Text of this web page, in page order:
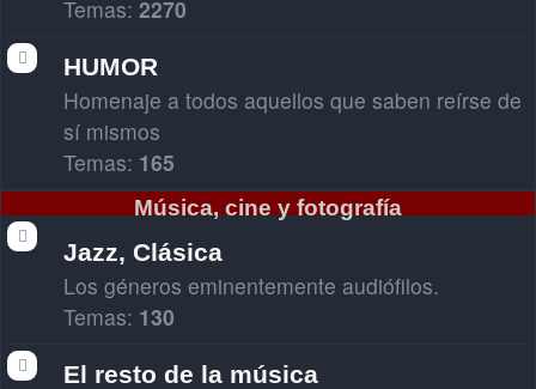
Temas: 2270
HUMOR
Homenaje a todos aquellos que saben reírse de
sí mismos
Temas: 165
Música, cine y fotografía
Jazz, Clásica
Los géneros eminentemente audiófilos.
Temas: 130
El resto de la música